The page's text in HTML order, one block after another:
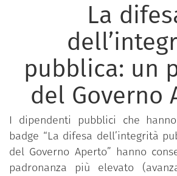
La
pubblica: un
del Governo
I dipendenti pubblici che
badge “La difesa dell’integrità
del Governo Aperto” hanno
padronanza più elevato